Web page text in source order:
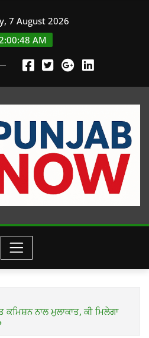
7 August 2026
AM
ਨਾਲ ਮੁਲਾਕਾਤ, ਕੀ ਮਿਲੇਗਾ